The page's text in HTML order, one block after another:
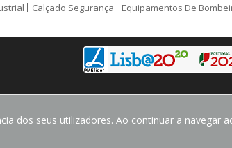
dos seus utilizadores. Ao continuar a navegar
Calçado Segurança Equipamentos De